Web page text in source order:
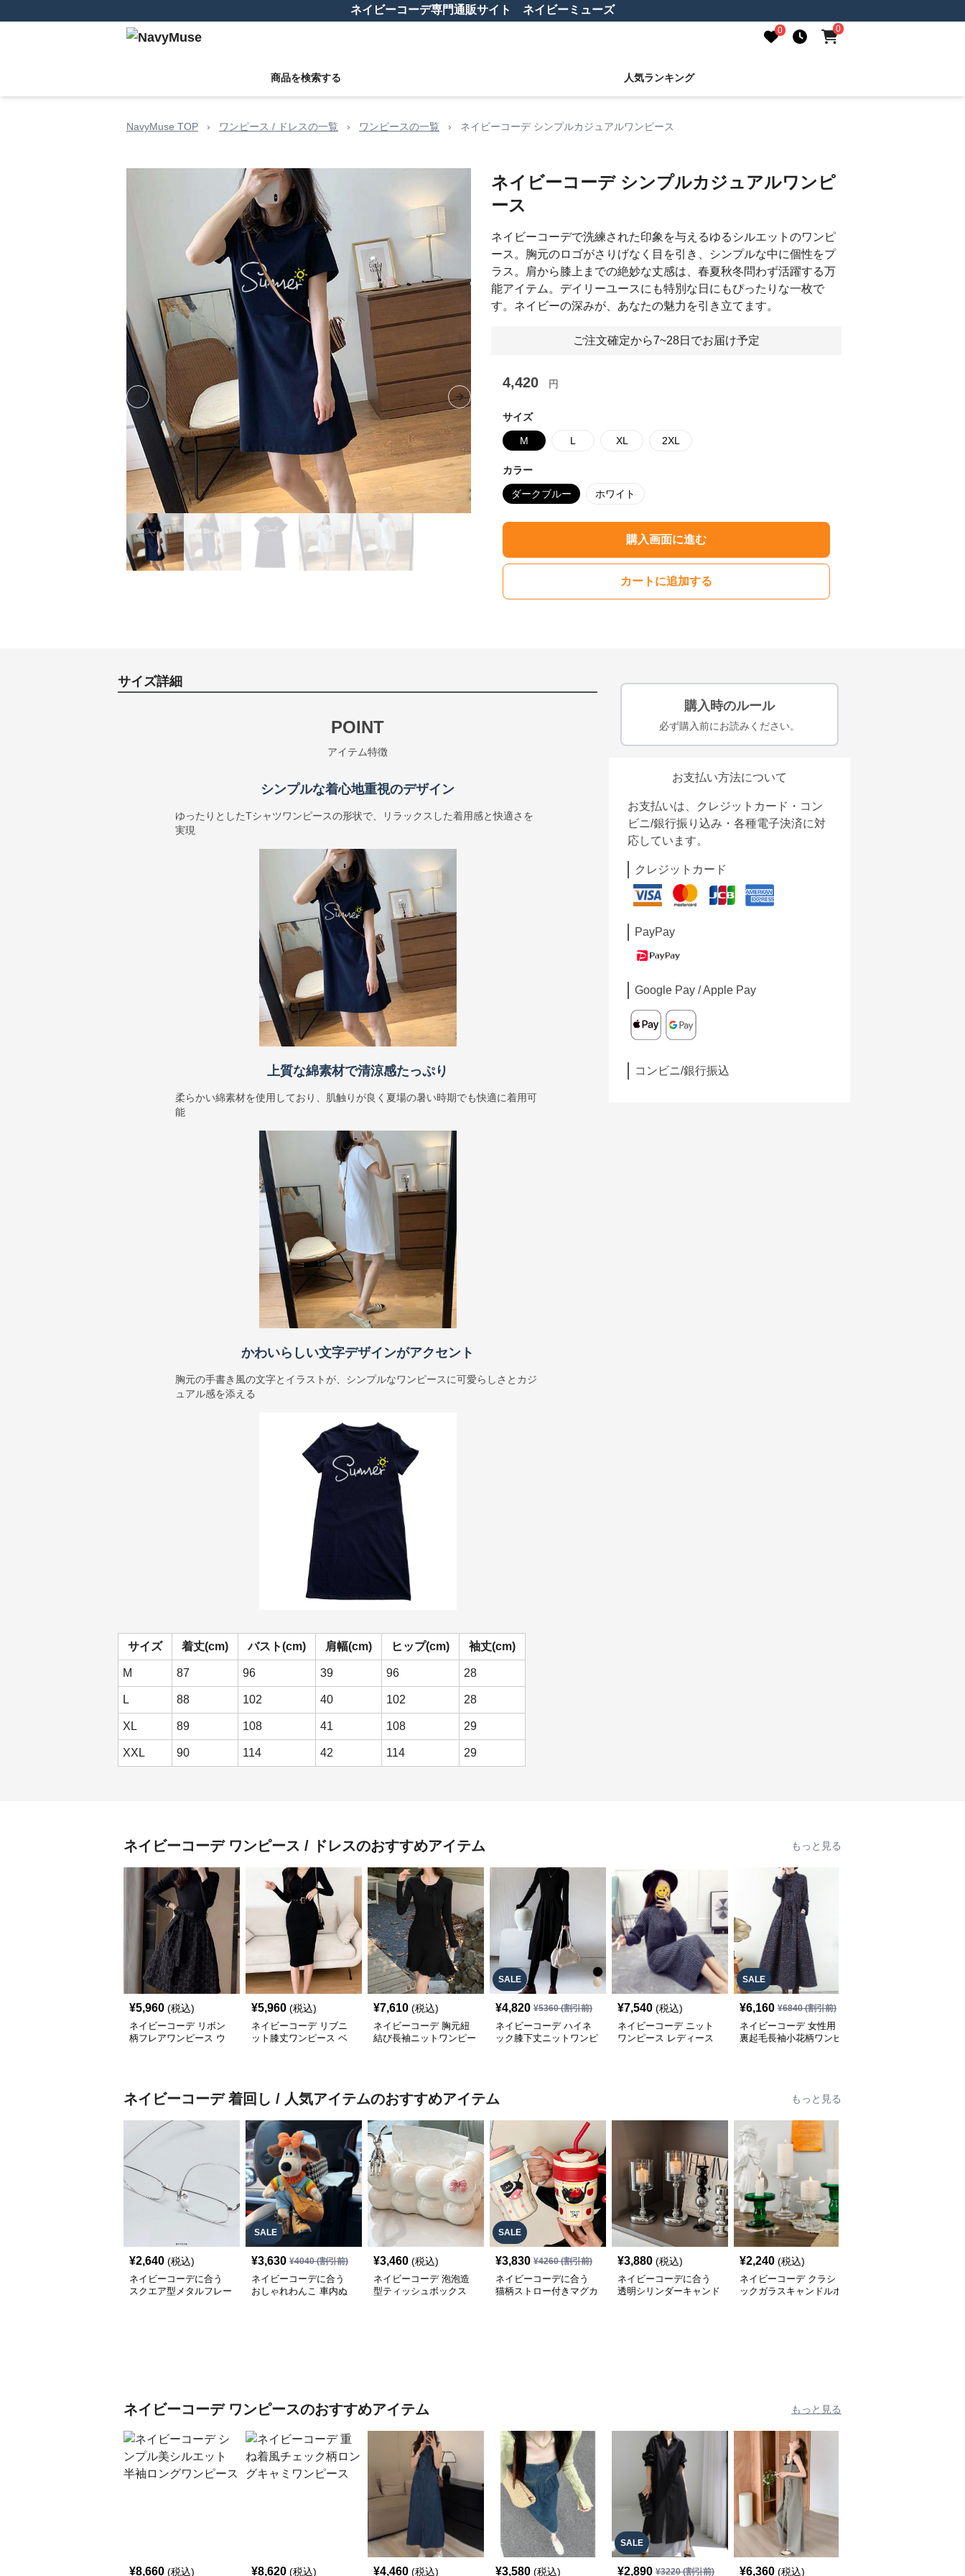
ネイビーコーデ専門通販サイト ネイビーミューズ
0 0
商品を検索する 人気ランキング
NavyMuse TOP › ワンピース / ドレスの一覧 › ワンピースの一覧 › ネイビーコーデ シンプルカジュアルワンピース
Previous slide Next slide
ネイビーコーデ シンプルカジュアルワンピ
ース
ネイビーコーデで洗練された印象を与えるゆるシルエットのワンピ
ース。胸元のロゴがさりげなく目を引き、シンプルな中に個性をプ
ラス。肩から膝上までの絶妙な丈感は、春夏秋冬問わず活躍する万
能アイテム。デイリーユースにも特別な日にもぴったりな一枚で
す。ネイビーの深みが、あなたの魅力を引き立てます。
ご注文確定から7~28日でお届け予定
4,420 円
サイズ
M L XL 2XL
カラー
ダークブルー ホワイト
購入画面に進む
カートに追加する
サイズ詳細
POINT
アイテム特徴
シンプルな着心地重視のデザイン
ゆったりとしたTシャツワンピースの形状で、リラックスした着用感と快適さを
実現
上質な綿素材で清涼感たっぷり
柔らかい綿素材を使用しており、肌触りが良く夏場の暑い時期でも快適に着用可
能
かわいらしい文字デザインがアクセント
胸元の手書き風の文字とイラストが、シンプルなワンピースに可愛らしさとカジ
ュアル感を添える
サイズ 着丈(cm) バスト(cm) 肩幅(cm) ヒップ(cm) 袖丈(cm)
M 87 96 39 96 28
L 88 102 40 102 28
XL 89 108 41 108 29
XXL 90 114 42 114 29
購入時のルール
必ず購入前にお読みください。
お支払い方法について
お支払いは、クレジットカード・コン
ビニ/銀行振り込み・各種電子決済に対
応しています。
クレジットカード
PayPay
Google Pay / Apple Pay
コンビニ/銀行振込
ネイビーコーデ ワンピース / ドレスのおすすめアイテム もっと見る
¥5,960 (税込)
ネイビーコーデ リボン
柄フレアワンピース ウ
¥5,960 (税込)
ネイビーコーデ リブニ
ット膝丈ワンピース ベ
¥7,610 (税込)
ネイビーコーデ 胸元紐
結び長袖ニットワンピー
SALE
¥4,820 ¥5360(割引前)
ネイビーコーデ ハイネ
ック膝下丈ニットワンピ
¥7,540 (税込)
ネイビーコーデ ニット
ワンピース レディース
SALE
¥6,160 ¥6840(割引前)
ネイビーコーデ 女性用
裏起毛長袖小花柄ワンピ
ネイビーコーデ 着回し / 人気アイテムのおすすめアイテム もっと見る
¥2,640 (税込)
ネイビーコーデに合う
スクエア型メタルフレー
SALE
¥3,630 ¥4040(割引前)
ネイビーコーデに合う
おしゃれわんこ 車内ぬ
¥3,460 (税込)
ネイビーコーデ 泡泡造
型ティッシュボックス
SALE
¥3,830 ¥4260(割引前)
ネイビーコーデに合う
猫柄ストロー付きマグカ
¥3,880 (税込)
ネイビーコーデに合う
透明シリンダーキャンド
¥2,240 (税込)
ネイビーコーデ クラシ
ックガラスキャンドルホ
ネイビーコーデ ワンピースのおすすめアイテム もっと見る
¥8,660 (税込) ¥8,620 (税込) ¥4,460 (税込) ¥3,580 (税込)
SALE
¥2,890 ¥3220(割引前) ¥6,360 (税込)